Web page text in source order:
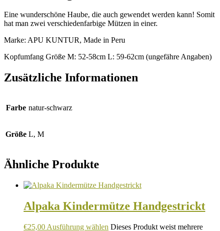
Eine wunderschöne Haube, die auch gewendet werden kann! Somit
hat man zwei verschiedenfarbige Mützen in einer.
Marke: APU KUNTUR, Made in Peru
Kopfumfang Größe M: 52-58cm L: 59-62cm (ungefähre Angaben)
Zusätzliche Informationen
Farbe natur-schwarz
Größe L, M
Ähnliche Produkte
Alpaka Kindermütze Handgestrickt
€25,00 Ausführung wählen Dieses Produkt weist mehrere